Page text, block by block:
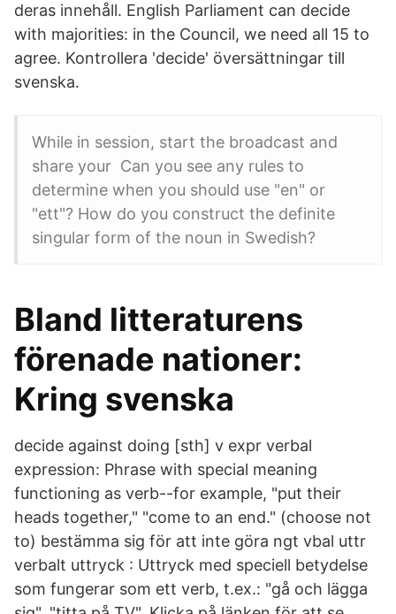
deras innehåll. English Parliament can decide
with majorities: in the Council, we need all 15 to
agree. Kontrollera 'decide' översättningar till
svenska.
While in session, start the broadcast and
share your Can you see any rules to
determine when you should use "en" or
"ett"? How do you construct the definite
singular form of the noun in Swedish?
Bland litteraturens
förenade nationer:
Kring svenska
decide against doing [sth] v expr verbal
expression: Phrase with special meaning
functioning as verb--for example, "put their
heads together," "come to an end." (choose not
to) bestämma sig för att inte göra ngt vbal uttr
verbalt uttryck : Uttryck med speciell betydelse
som fungerar som ett verb, t.ex.: "gå och lägga